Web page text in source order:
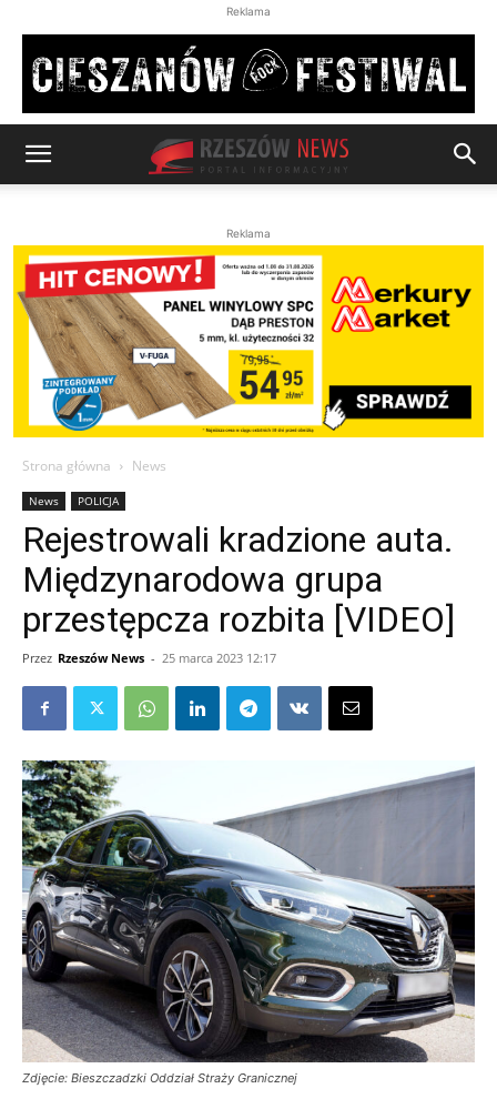
Reklama
Reklama
Strona główna News
News POLICJA
Rejestrowali kradzione auta.
Międzynarodowa grupa
przestępcza rozbita [VIDEO]
Przez Rzeszów News - 25 marca 2023 12:17
Zdjęcie: Bieszczadzki Oddział Straży Granicznej